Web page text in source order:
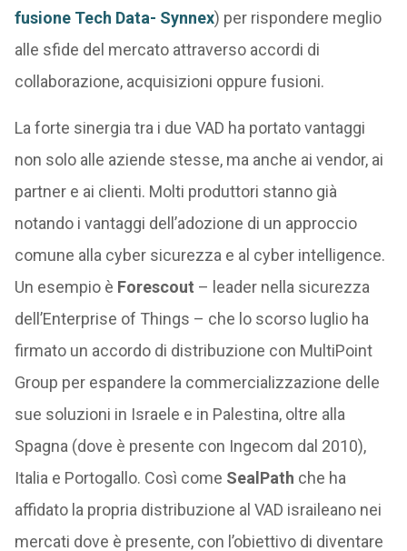
fusione Tech Data- Synnex) per rispondere meglio
alle sfide del mercato attraverso accordi di
collaborazione, acquisizioni oppure fusioni.
La forte sinergia tra i due VAD ha portato vantaggi
non solo alle aziende stesse, ma anche ai vendor, ai
partner e ai clienti. Molti produttori stanno già
notando i vantaggi dell’adozione di un approccio
comune alla cyber sicurezza e al cyber intelligence.
Un esempio è Forescout – leader nella sicurezza
dell’Enterprise of Things – che lo scorso luglio ha
firmato un accordo di distribuzione con MultiPoint
Group per espandere la commercializzazione delle
sue soluzioni in Israele e in Palestina, oltre alla
Spagna (dove è presente con Ingecom dal 2010),
Italia e Portogallo. Così come SealPath che ha
affidato la propria distribuzione al VAD israileano nei
mercati dove è presente, con l’obiettivo di diventare